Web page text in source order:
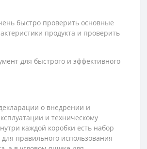
быстро проверить основные
продукта и проверить
для быстрого и эффективного
о внедрении и
и техническому
каждой коробки есть набор
правильного использования